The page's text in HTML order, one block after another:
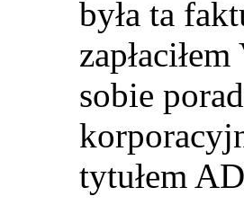
była ta
sobie
tytułem